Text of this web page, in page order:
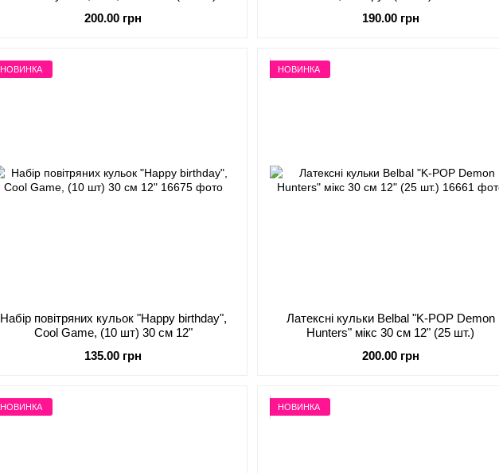
200.00 грн
190.00 грн
НОВИНКА
Набір повітряних кульок "Happy birthday",
Cool Game, (10 шт) 30 см 12"
135.00 грн
НОВИНКА
Латексні кульки Belbal "K-POP Demon
Hunters" мікс 30 см 12" (25 шт.)
200.00 грн
НОВИНКА НОВИНКА